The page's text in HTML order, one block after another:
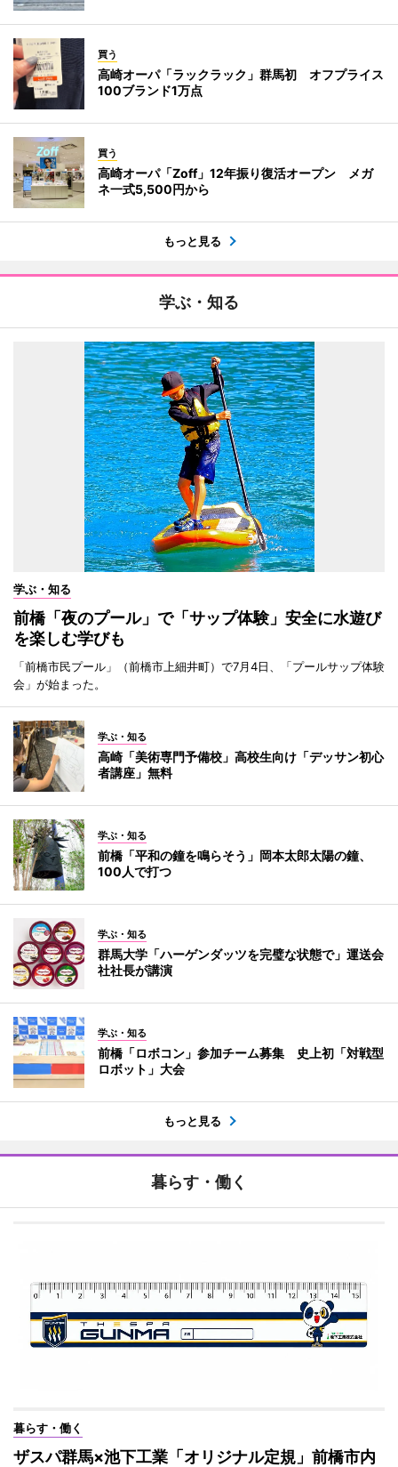
買う
高崎オーパ「ラックラック」群馬初 オフプライス
100ブランド1万点
買う
高崎オーパ「Zoff」12年振り復活オープン メガ
ネ一式5,500円から
もっと見る
学ぶ・知る
学ぶ・知る
前橋「夜のプール」で「サップ体験」安全に水遊び
を楽しむ学びも
「前橋市民プール」（前橋市上細井町）で7月4日、「プールサップ体験
会」が始まった。
学ぶ・知る
高崎「美術専門予備校」高校生向け「デッサン初心
者講座」無料
学ぶ・知る
前橋「平和の鐘を鳴らそう」岡本太郎太陽の鐘、
100人で打つ
学ぶ・知る
群馬大学「ハーゲンダッツを完璧な状態で」運送会
社社長が講演
学ぶ・知る
前橋「ロボコン」参加チーム募集 史上初「対戦型
ロボット」大会
もっと見る
暮らす・働く
暮らす・働く
ザスパ群馬×池下工業「オリジナル定規」前橋市内